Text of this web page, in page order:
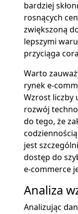
bardziej
rosnących
zwiększoną
lepszymi
przyciąga
Warto
rynek e-
Wzrost liczby
rozwój
do tego, że
jest
dostęp do
e-commerce
Analiza
Analizując